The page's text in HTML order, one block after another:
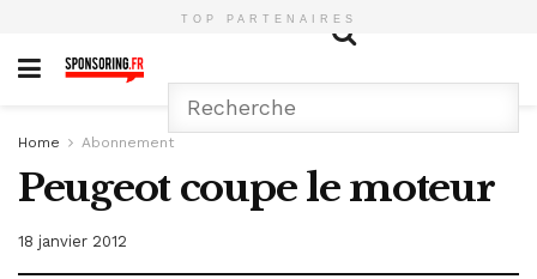
TOP PARTENAIRES
Home Abonnement
Peugeot coupe le moteur
18 janvier 2012